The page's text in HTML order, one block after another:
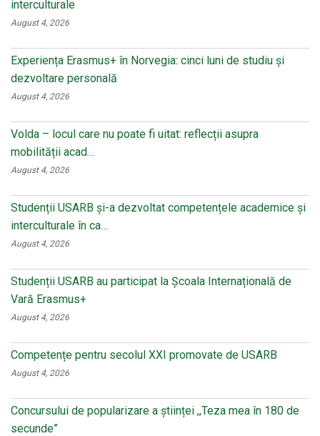
interculturale
August 4, 2026
Experiența Erasmus+ în Norvegia: cinci luni de studiu și
dezvoltare personală
August 4, 2026
Volda – locul care nu poate fi uitat: reflecții asupra
mobilității acad…
August 4, 2026
Studenții USARB și-a dezvoltat competențele academice și
interculturale în ca…
August 4, 2026
Studenții USARB au participat la Școala Internațională de
Vară Erasmus+
August 4, 2026
Competențe pentru secolul XXI promovate de USARB
August 4, 2026
Concursului de popularizare a științei ,,Teza mea în 180 de
secunde”